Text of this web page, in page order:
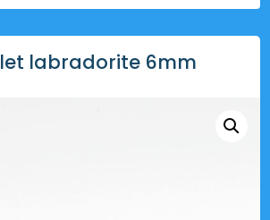
labradorite 6mm